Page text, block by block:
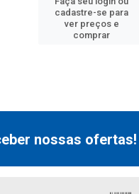
cadastre-se para
ver preços e
comprar
nossas ofertas!